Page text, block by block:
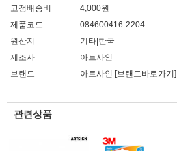
고정배송비
4,000원
제품코드
084600416-2204
원산지
기타|한국
제조사
아트사인
브랜드
아트사인 [브랜드바로가기]
관련상품